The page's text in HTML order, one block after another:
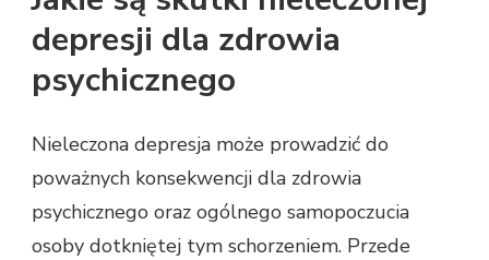
depresji dla zdrowia
psychicznego
Nieleczona depresja może prowadzić do
poważnych konsekwencji dla zdrowia
psychicznego oraz ogólnego samopoczucia
osoby dotkniętej tym schorzeniem. Przede